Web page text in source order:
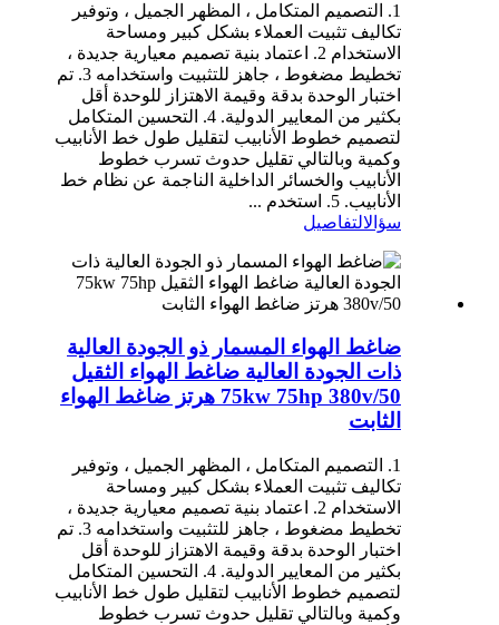
1. التصميم المتكامل ، المظهر الجميل ، وتوفير
تكاليف تثبيت العملاء بشكل كبير ومساحة
الاستخدام 2. اعتماد بنية تصميم معيارية جديدة ،
تخطيط مضغوط ، جاهز للتثبيت واستخدامه 3. تم
اختبار الوحدة بدقة وقيمة الاهتزاز للوحدة أقل
بكثير من المعايير الدولية. 4. التحسين المتكامل
لتصميم خطوط الأنابيب لتقليل طول خط الأنابيب
وكمية وبالتالي تقليل حدوث تسرب خطوط
الأنابيب والخسائر الداخلية الناجمة عن نظام خط
الأنابيب. 5. استخدم ...
سؤالالتفاصيل
ضاغط الهواء المسمار ذو الجودة العالية
ذات الجودة العالية ضاغط الهواء الثقيل
75kw 75hp 380v/50 هرتز ضاغط الهواء
الثابت
1. التصميم المتكامل ، المظهر الجميل ، وتوفير
تكاليف تثبيت العملاء بشكل كبير ومساحة
الاستخدام 2. اعتماد بنية تصميم معيارية جديدة ،
تخطيط مضغوط ، جاهز للتثبيت واستخدامه 3. تم
اختبار الوحدة بدقة وقيمة الاهتزاز للوحدة أقل
بكثير من المعايير الدولية. 4. التحسين المتكامل
لتصميم خطوط الأنابيب لتقليل طول خط الأنابيب
وكمية وبالتالي تقليل حدوث تسرب خطوط